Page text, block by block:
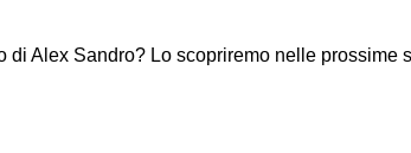
di Alex Sandro? Lo scopriremo nelle prossime